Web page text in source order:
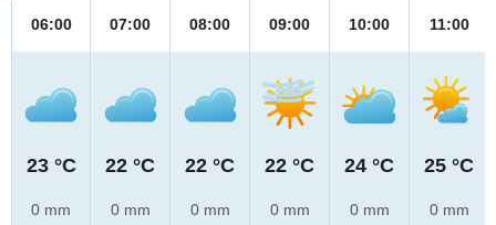
06:00
23 °C
0 mm
07:00
22 °C
0 mm
08:00
22 °C
0 mm
09:00
22 °C
0 mm
10:00
24 °C
0 mm
11:00
25 °C
0 mm